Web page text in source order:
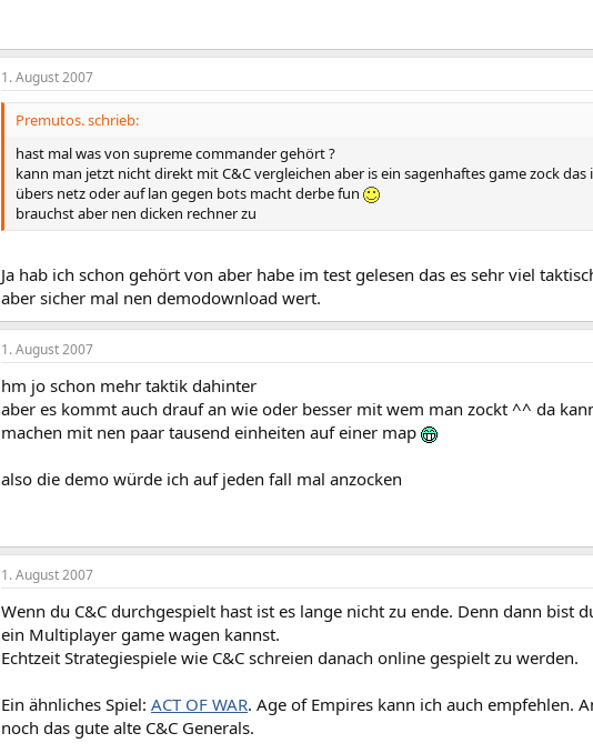
1. August 2007
Premutos. schrieb:
hast mal was von supreme commander gehört ?
kann man jetzt nicht direkt mit C&C vergleichen aber is ein sagenhaftes game zock
übers netz oder auf lan gegen bots macht derbe fun
brauchst aber nen dicken rechner zu
Ja hab ich schon gehört von aber habe im test gelesen das es sehr viel
aber sicher mal nen demodownload wert.
1. August 2007
hm jo schon mehr taktik dahinter
aber es kommt auch drauf an wie oder besser mit wem man zockt ^^ da
machen mit nen paar tausend einheiten auf einer map
also die demo würde ich auf jeden fall mal anzocken
1. August 2007
Wenn du C&C durchgespielt hast ist es lange nicht zu ende. Denn dann bist
ein Multiplayer game wagen kannst.
Echtzeit Strategiespiele wie C&C schreien danach online gespielt zu werden.
Ein ähnliches Spiel: ACT OF WAR. Age of Empires kann ich auch empfehlen.
noch das gute alte C&C Generals.